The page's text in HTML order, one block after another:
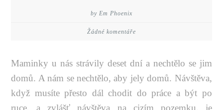
by Em Phoenix
Žádné komentáře
Maminky u nás strávily deset dní a nechtělo se jim
domů. A nám se nechtělo, aby jely domů. Návštěva,
když musíte přesto dál chodit do práce a být po
ruce, a zvlášť návštěva na cizím pozemku, je